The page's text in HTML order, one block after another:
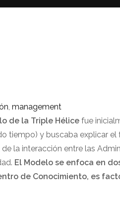
, management
de la Triple Hélicefue
tiempo) y buscaba explicar
la interacción entre las
El Modelo se enfoca en
de Conocimiento, es